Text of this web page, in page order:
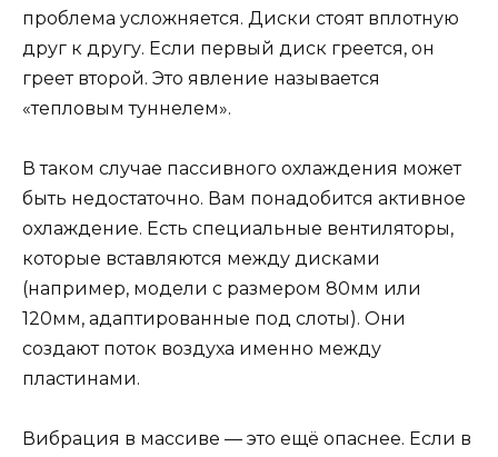
проблема усложняется. Диски стоят вплотную
друг к другу. Если первый диск греется, он
греет второй. Это явление называется
«тепловым туннелем».
В таком случае пассивного охлаждения может
быть недостаточно. Вам понадобится активное
охлаждение. Есть специальные вентиляторы,
которые вставляются между дисками
(например, модели с размером 80мм или
120мм, адаптированные под слоты). Они
создают поток воздуха именно между
пластинами.
Вибрация в массиве — это ещё опаснее. Если в